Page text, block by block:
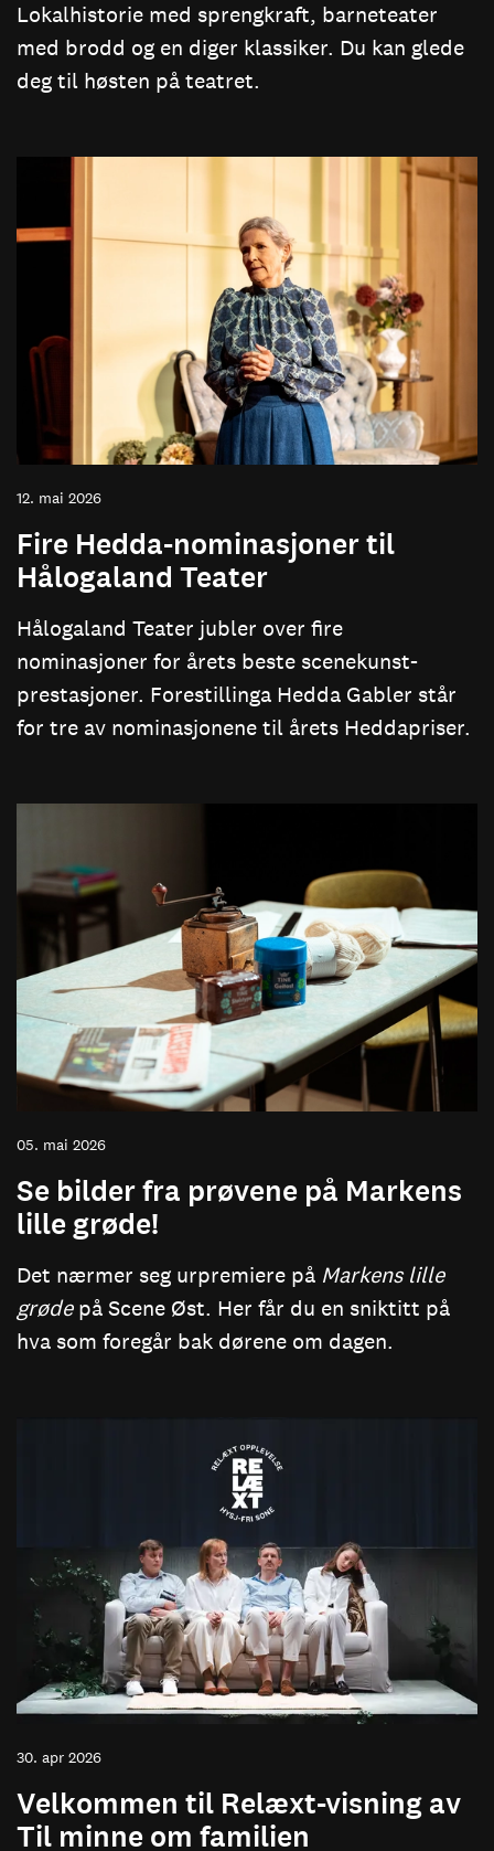
Lokalhistorie med sprengkraft, barneteater
med brodd og en diger klassiker. Du kan glede
deg til høsten på teatret.
12. mai 2026
Fire Hedda-nominasjoner til
Hålogaland Teater
Hålogaland Teater jubler over fire
nominasjoner for årets beste scenekunst-
prestasjoner. Forestillinga Hedda Gabler står
for tre av nominasjonene til årets Heddapriser.
05. mai 2026
Se bilder fra prøvene på Markens
lille grøde!
Det nærmer seg urpremiere på Markens lille
grødepå Scene Øst. Her får du en sniktitt på
hva som foregår bak dørene om dagen.
30. apr 2026
Velkommen til Relæxt-visning av
Til minne om familien